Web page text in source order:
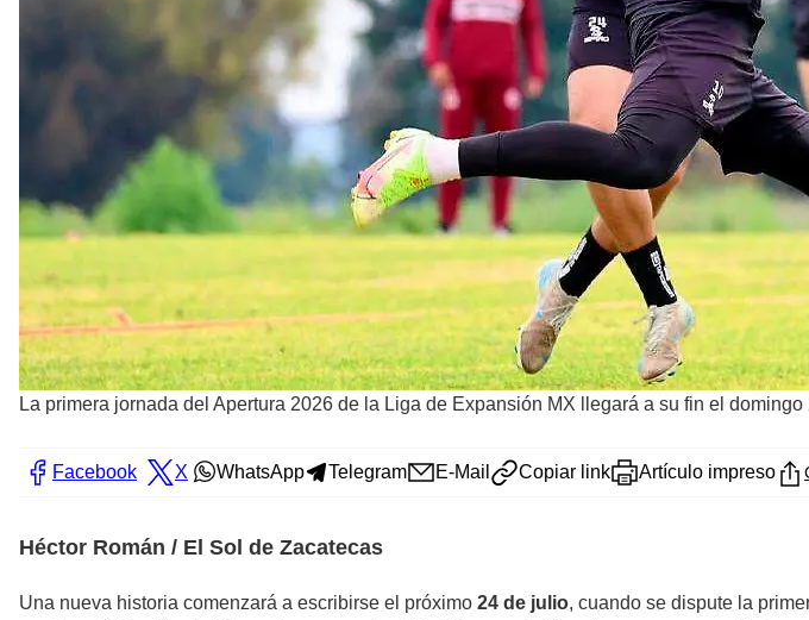
La primera jornada del Apertura 2026 de la Liga de Expansión MX llegará a su fin el
Facebook X WhatsApp Telegram E-Mail Copiar link Artículo impreso
Héctor Román / El Sol de Zacatecas
Una nueva historia comenzará a escribirse el próximo 24 de julio, cuando se dispute la